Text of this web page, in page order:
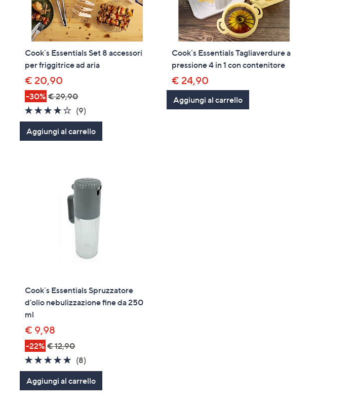
Cook´s Essentials Set 8 accessori
per friggitrice ad aria
€ 20,90
-30% € 29,90
3.8
of
5
(9)
Recensioni
Aggiungi al carrello
Cook´s Essentials Tagliaverdure a
pressione 4 in 1 con contenitore
€ 24,90
Aggiungi al carrello
Cook´s Essentials Spruzzatore
d'olio nebulizzazione fine da 250
ml
€ 9,98
-22% € 12,90
4.8
of
5
(8)
Recensioni
Aggiungi al carrello